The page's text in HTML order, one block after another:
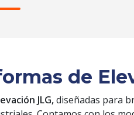
de
JLG,diseñadas para